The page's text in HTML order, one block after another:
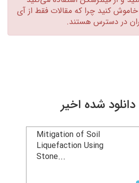
کنید چرا که مقالات فقط از آی
در دسترس هستند.‏
شده اخیر
Mitigation of Soil
Liquefaction Using
Stone...